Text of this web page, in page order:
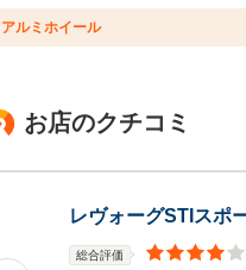
アルミホイール
お店のクチコミ
レヴォーグSTIスポ
総合評価